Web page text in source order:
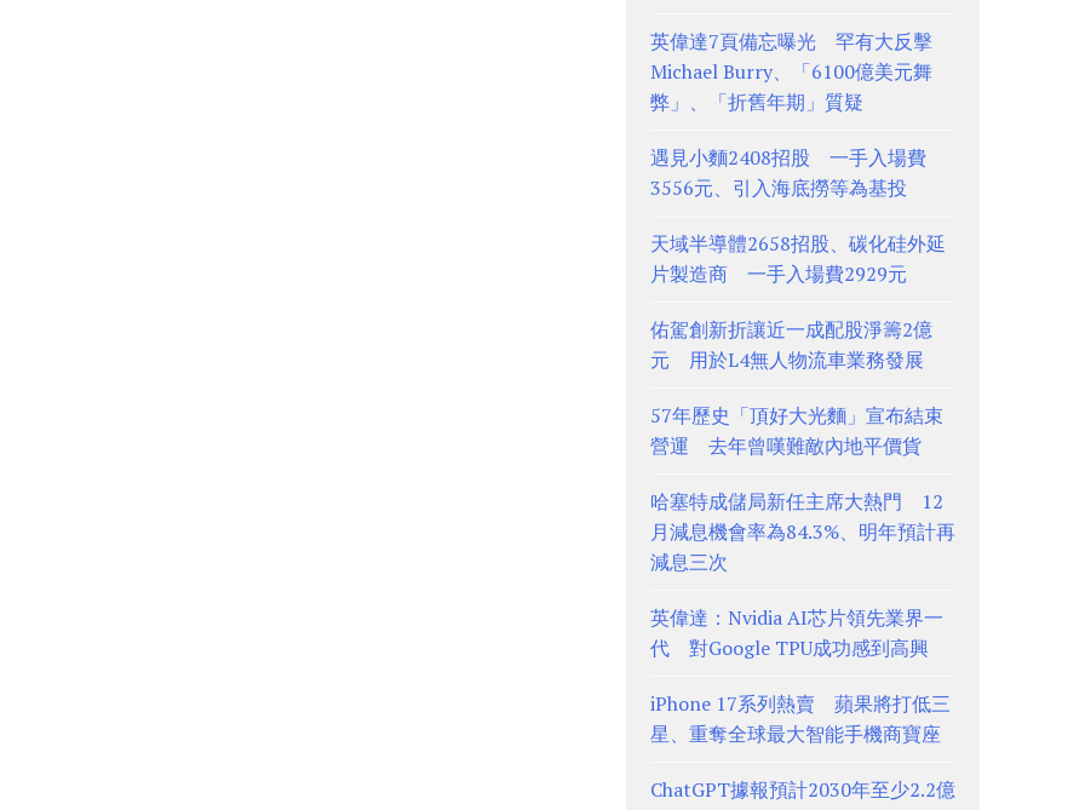
英偉達7頁備忘曝光 罕有大反擊
Michael Burry、「6100億美元舞
弊」、「折舊年期」質疑
遇見小麵2408招股 一手入場費
3556元、引入海底撈等為基投
天域半導體2658招股、碳化硅外延
片製造商 一手入場費2929元
佑駕創新折讓近一成配股淨籌2億
元 用於L4無人物流車業務發展
57年歷史「頂好大光麵」宣布結束
營運 去年曾嘆難敵內地平價貨
哈塞特成儲局新任主席大熱門 12
月減息機會率為84.3%、明年預計再
減息三次
英偉達：Nvidia AI芯片領先業界一
代 對Google TPU成功感到高興
iPhone 17系列熱賣 蘋果將打低三
星、重奪全球最大智能手機商寶座
ChatGPT據報預計2030年至少2.2億